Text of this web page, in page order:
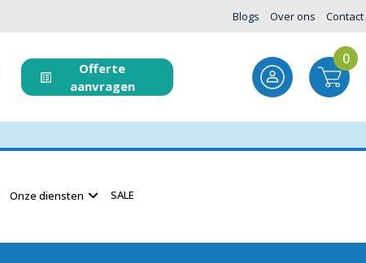
Blogs Over ons Contact
Offerte
aanvragen
0
Onze diensten SALE